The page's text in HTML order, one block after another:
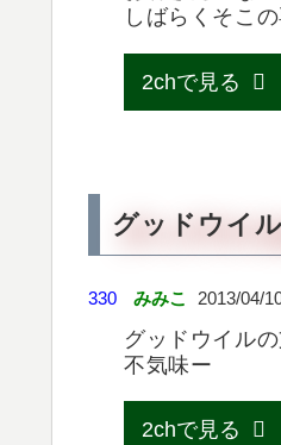
しばらくそこ
2chで見る
グッドウイ
330 みみこ 2013/04/
グッドウイル
不気味ー
2chで見る